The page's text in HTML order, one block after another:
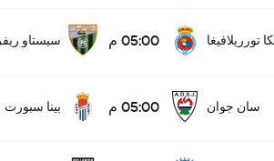
تورريلافيغا 05:00 م سيستاو
سان جوان 05:00 م بينا سبورت